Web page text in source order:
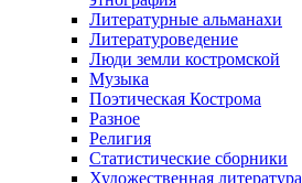
Литературные альманахи
Литературоведение
Люди земли костромской
Музыка
Поэтическая Кострома
Разное
Религия
Статистические сборники
Художественная литература